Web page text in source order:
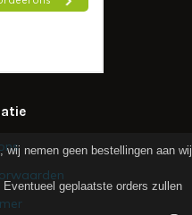
nemen geen bestellingen aan wij
geplaatste orders zullen